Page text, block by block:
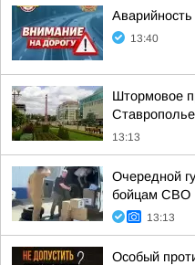
13:40
Штормовое
Ставрополье
13:13
Очередной
бойцам СВО
13:13
Особый